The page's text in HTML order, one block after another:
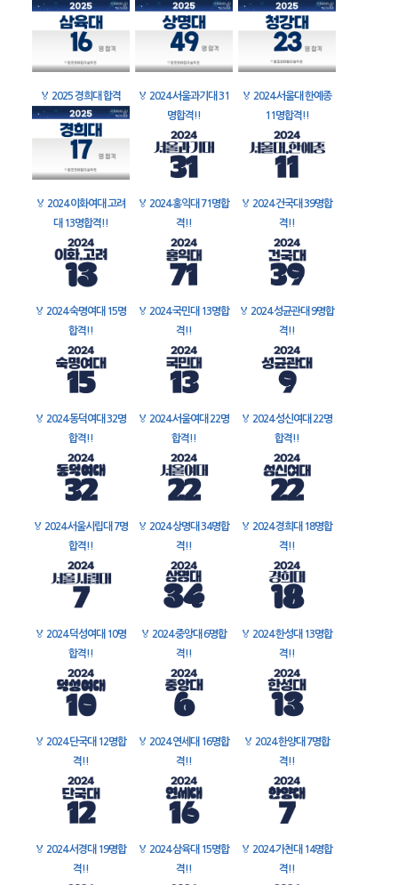
🏅 2025 경희대 합격 🏅 2024 서울과기대 31
명합격!!
🏅 2024 서울대 한예종
11명합격!!
🏅 2024 이화여대 고려
대 13명합격!!
🏅 2024 홍익대 71명합
격!!
🏅 2024 건국대 39명합
격!!
🏅 2024 숙명여대 15명
합격!!
🏅 2024 국민대 13명합
격!!
🏅 2024 성균관대 9명합
격!!
🏅 2024 동덕여대 32명
합격!!
🏅 2024 서울여대 22명
합격!!
🏅 2024 성신여대 22명
합격!!
🏅 2024 서울시립대 7명
합격!!
🏅 2024 상명대 34명합
격!!
🏅 2024 경희대 18명합
격!!
🏅 2024 덕성여대 10명
합격!!
🏅 2024 중앙대 6명합
격!!
🏅 2024 한성대 13명합
격!!
🏅 2024 단국대 12명합
격!!
🏅 2024 연세대 16명합
격!!
🏅 2024 한양대 7명합
격!!
🏅 2024 서경대 19명합
격!!
🏅 2024 삼육대 15명합
격!!
🏅 2024 가천대 14명합
격!!